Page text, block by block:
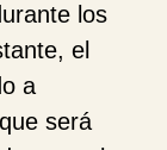
los
el
a
será